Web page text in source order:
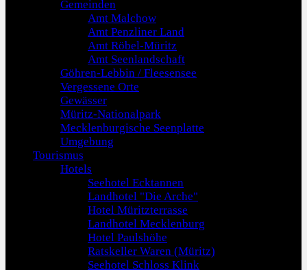
Gemeinden
Amt Malchow
Amt Penzliner Land
Amt Röbel-Müritz
Amt Seenlandschaft
Göhren-Lebbin / Fleesensee
Vergessene Orte
Gewässer
Müritz-Nationalpark
Mecklenburgische Seenplatte
Umgebung
Tourismus
Hotels
Seehotel Ecktannen
Landhotel "Die Arche"
Hotel Müritzterrasse
Landhotel Mecklenburg
Hotel Paulshöhe
Ratskeller Waren (Müritz)
Seehotel Schloss Klink